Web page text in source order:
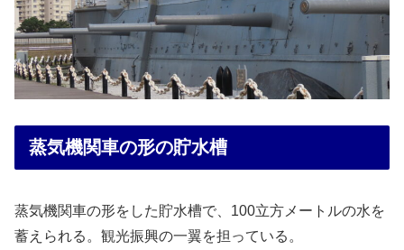
蒸気機関車の形の貯水槽
蒸気機関車の形をした貯水槽で、100立方メートルの水を
蓄えられる。観光振興の一翼を担っている。